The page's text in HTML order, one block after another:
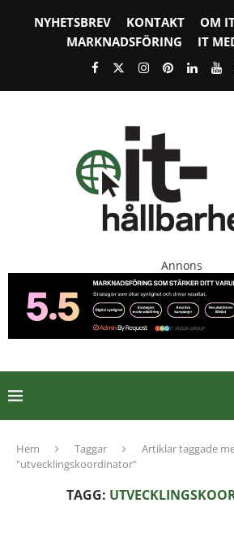
NYHETSBREV KONTAKT
OM
MARKNADSFÖRING
IT
Annons
Hem Taggar
Artiklar taggade
"utvecklingskoordinator"
TAGG: